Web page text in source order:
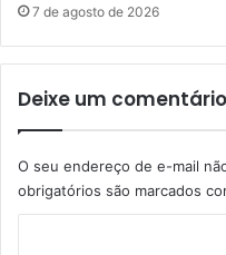
7 de agosto de 2026
Deixe um comentário
O seu endereço de e-mail
obrigatórios são marcados